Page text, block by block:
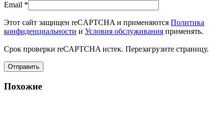
Email *
Этот сайт защищен reCAPTCHA и применяются Политика
конфиденциальности и Условия обслуживания применять.
Срок проверки reCAPTCHA истек. Перезагрузите страницу.
Похожие